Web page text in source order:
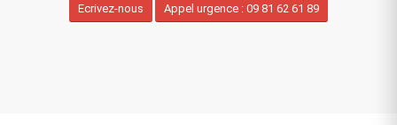
Ecrivez-nous Appel urgence : 09 81 62 61 89